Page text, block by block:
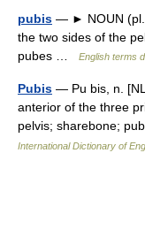
pubis — ► NOUN (pl.
the two sides of the
pubes …
English terms
Pubis — Pu bis, n.
anterior of the three
pelvis; sharebone;
International Dictionary of